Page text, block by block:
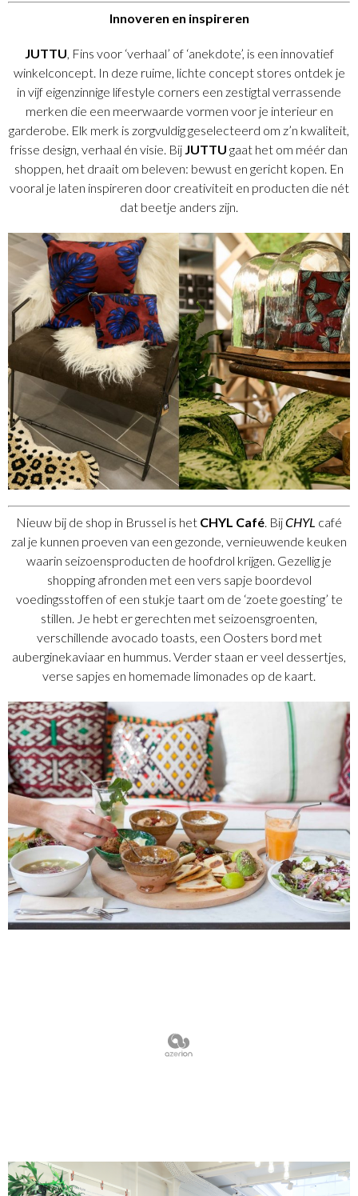
Innoveren en inspireren
JUTTU, Fins voor ‘verhaal’ of ‘anekdote’, is een innovatief
winkelconcept. In deze ruime, lichte concept stores ontdek je
in vijf eigenzinnige lifestyle corners een zestigtal verrassende
merken die een meerwaarde vormen voor je interieur en
garderobe. Elk merk is zorgvuldig geselecteerd om z’n kwaliteit,
frisse design, verhaal én visie. Bij JUTTU gaat het om méér dan
shoppen, het draait om beleven: bewust en gericht kopen. En
vooral je laten inspireren door creativiteit en producten die nét
dat beetje anders zijn.
Nieuw bij de shop in Brussel is het CHYL Café. BijCHYL café
zal je kunnen proeven van een gezonde, vernieuwende keuken
waarin seizoensproducten de hoofdrol krijgen. Gezellig je
shopping afronden met een vers sapje boordevol
voedingsstoffen of een stukje taart om de ‘zoete goesting’ te
stillen. Je hebt er gerechten met seizoensgroenten,
verschillende avocado toasts, een Oosters bord met
auberginekaviaar en hummus. Verder staan er veel dessertjes,
verse sapjes en homemade limonades op de kaart.